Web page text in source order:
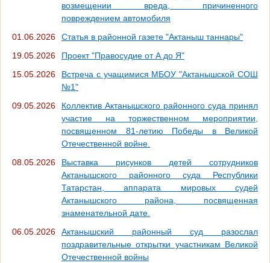
возмещении вреда, причиненного
повреждением автомобиля
01.06.2026
Статья в районной газете "Актаныш таннары"
19.05.2026
Проект "Правосудие от А до Я"
15.05.2026
Встреча с учащимися МБОУ "Актанышской СОШ
№1"
09.05.2026
Коллектив Актанышского районного суда принял
участие на торжественном мероприятии,
посвященном 81-летию Победы в Великой
Отечественной войне.
08.05.2026
Выставка рисунков детей сотрудников
Актанышского районного суда Республики
Татарстан, аппарата мировых судей
Актанышского района, посвященная
знаменательной дате.
06.05.2026
Актанышский районный суд разослал
поздравительные открытки участникам Великой
Отечественной войны